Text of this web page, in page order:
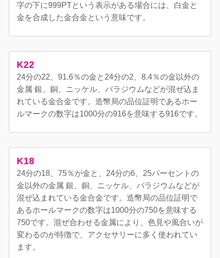
字の下に999PTという表示がある場合には、白金と
金を合成した金合金という意味です。
K22
24分の22、91.6％の金と24分の2、8.4％の金以外の
金属 銀、銅、ニッケル、パラジウムなどが混ぜ込ま
れている金合金です。造幣局の品位証明であるホー
ルマークの数字は1000分の916を意味する916です。
K18
24分の18、75％が金と、24分の6、25パーセントの
金以外の金属 銀、銅、ニッケル、パラジウムなどが
混ぜ込まれている金合金です。造幣局の品位証明で
あるホールマークの数字は1000分の750を意味する
750です。混ぜ合わせる金属により、色見や風合いが
変わるのが特徴で、アクセサリーに多く使われてい
ます。